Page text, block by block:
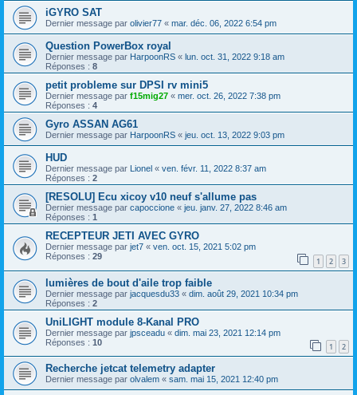
iGYRO SAT
Dernier message par olivier77 « mar. déc. 06, 2022 6:54 pm
Question PowerBox royal
Dernier message par HarpoonRS « lun. oct. 31, 2022 9:18 am
Réponses : 8
petit probleme sur DPSI rv mini5
Dernier message par f15mig27 « mer. oct. 26, 2022 7:38 pm
Réponses : 4
Gyro ASSAN AG61
Dernier message par HarpoonRS « jeu. oct. 13, 2022 9:03 pm
HUD
Dernier message par Lionel « ven. févr. 11, 2022 8:37 am
Réponses : 2
[RESOLU] Ecu xicoy v10 neuf s'allume pas
Dernier message par capoccione « jeu. janv. 27, 2022 8:46 am
Réponses : 1
RECEPTEUR JETI AVEC GYRO
Dernier message par jet7 « ven. oct. 15, 2021 5:02 pm
Réponses : 29 1 2 3
lumières de bout d'aile trop faible
Dernier message par jacquesdu33 « dim. août 29, 2021 10:34 pm
Réponses : 2
UniLIGHT module 8-Kanal PRO
Dernier message par jpsceadu « dim. mai 23, 2021 12:14 pm
Réponses : 10 1 2
Recherche jetcat telemetry adapter
Dernier message par olvalem « sam. mai 15, 2021 12:40 pm